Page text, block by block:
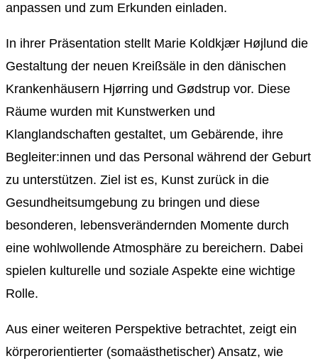
anpassen und zum Erkunden einladen.
In ihrer Präsentation stellt Marie Koldkjær Højlund die
Gestaltung der neuen Kreißsäle in den dänischen
Krankenhäusern Hjørring und Gødstrup vor. Diese
Räume wurden mit Kunstwerken und
Klanglandschaften gestaltet, um Gebärende, ihre
Begleiter:innen und das Personal während der Geburt
zu unterstützen. Ziel ist es, Kunst zurück in die
Gesundheitsumgebung zu bringen und diese
besonderen, lebensverändernden Momente durch
eine wohlwollende Atmosphäre zu bereichern. Dabei
spielen kulturelle und soziale Aspekte eine wichtige
Rolle.
Aus einer weiteren Perspektive betrachtet, zeigt ein
körperorientierter (somaästhetischer) Ansatz, wie